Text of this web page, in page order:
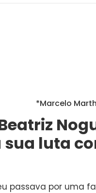
*Marcelo
sua luta
passava por uma